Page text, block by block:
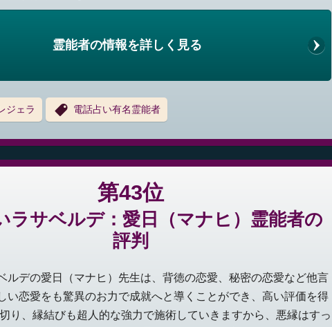
霊能者の情報を詳しく見る
ジェラ 電話占い有名霊能者
第43位
ラサベルデ：愛日（マナヒ）霊能者の
評判
ルデの愛日（マナヒ）先生は、背徳の恋愛、秘密の恋愛など他言
い恋愛をも驚異のお力で成就へと導くことができ、高い評価を得
り、縁結びも超人的な強力で施術していきますから、悪縁はすっ